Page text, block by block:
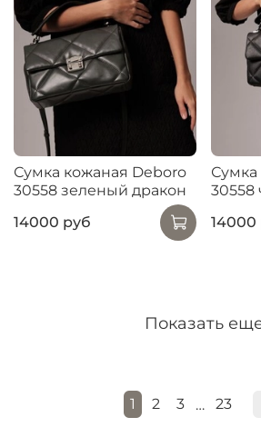
Сумка кожаная Deboro
30558 зеленый дракон
14000 руб
Сумка
14000
Показать
1 2 3 … 23